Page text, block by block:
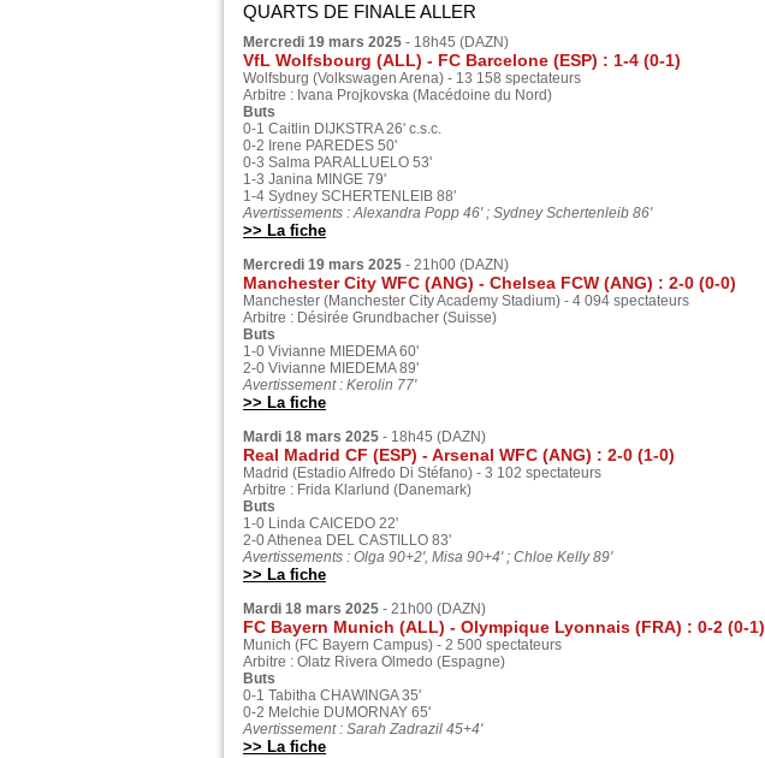
QUARTS DE FINALE ALLER
Mercredi 19 mars 2025 - 18h45 (DAZN)
VfL Wolfsbourg (ALL) - FC Barcelone (ESP) : 1-4 (0-1)
Wolfsburg (Volkswagen Arena) - 13 158 spectateurs
Arbitre : Ivana Projkovska (Macédoine du Nord)
Buts
0-1 Caitlin DIJKSTRA 26' c.s.c.
0-2 Irene PAREDES 50'
0-3 Salma PARALLUELO 53'
1-3 Janina MINGE 79'
1-4 Sydney SCHERTENLEIB 88'
Avertissements : Alexandra Popp 46' ; Sydney Schertenleib 86'
>> La fiche
Mercredi 19 mars 2025 - 21h00 (DAZN)
Manchester City WFC (ANG) - Chelsea FCW (ANG) : 2-0 (0-0)
Manchester (Manchester City Academy Stadium) - 4 094 spectateurs
Arbitre : Désirée Grundbacher (Suisse)
Buts
1-0 Vivianne MIEDEMA 60'
2-0 Vivianne MIEDEMA 89'
Avertissement : Kerolin 77'
>> La fiche
Mardi 18 mars 2025 - 18h45 (DAZN)
Real Madrid CF (ESP) - Arsenal WFC (ANG) : 2-0 (1-0)
Madrid (Estadio Alfredo Di Stéfano) - 3 102 spectateurs
Arbitre : Frida Klarlund (Danemark)
Buts
1-0 Linda CAICEDO 22'
2-0 Athenea DEL CASTILLO 83'
Avertissements : Olga 90+2', Misa 90+4' ; Chloe Kelly 89'
>> La fiche
Mardi 18 mars 2025 - 21h00 (DAZN)
FC Bayern Munich (ALL) - Olympique Lyonnais (FRA) : 0-2 (0-1)
Munich (FC Bayern Campus) - 2 500 spectateurs
Arbitre : Olatz Rivera Olmedo (Espagne)
Buts
0-1 Tabitha CHAWINGA 35'
0-2 Melchie DUMORNAY 65'
Avertissement : Sarah Zadrazil 45+4'
>> La fiche